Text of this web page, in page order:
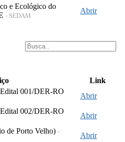
e Ecológico do
- SEDAM
Abrir
Link
001/DER-RO
Abrir
002/DER-RO
Abrir
de Porto Velho) -
Abrir